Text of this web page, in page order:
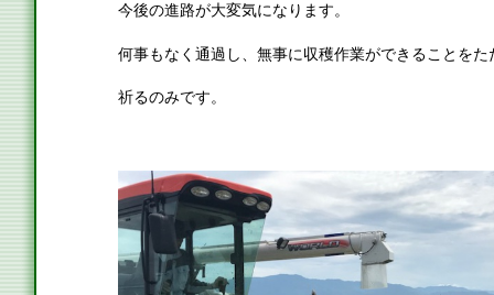
今後の進路が大変気になります。
何事もなく通過し、無事に収穫作業ができることをた
祈るのみです。